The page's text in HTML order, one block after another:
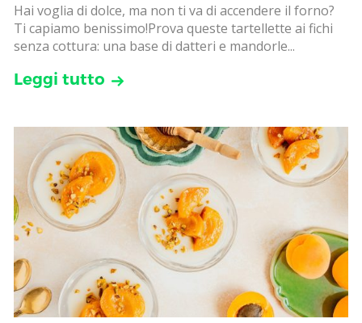
Hai voglia di dolce, ma non ti va di accendere il forno?
Ti capiamo benissimo!Prova queste tartellette ai fichi
senza cottura: una base di datteri e mandorle...
Leggi tutto